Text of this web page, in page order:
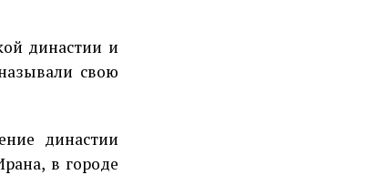
династии и
свою
династии
в городе